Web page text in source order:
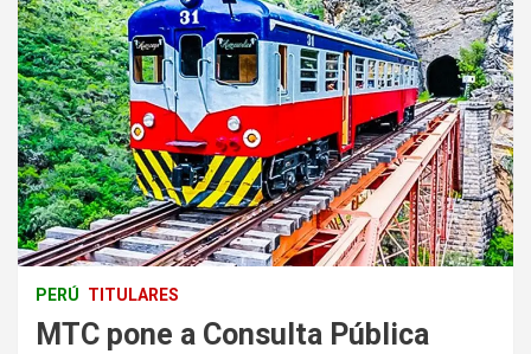
PERÚ TITULARES
MTC pone a Consulta Pública